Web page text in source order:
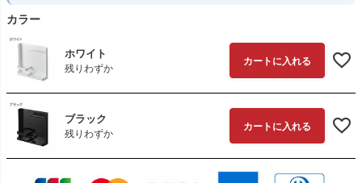
カラー
ホワイト
残りわずか
カートに入れる
ブラック
残りわずか
カートに入れる